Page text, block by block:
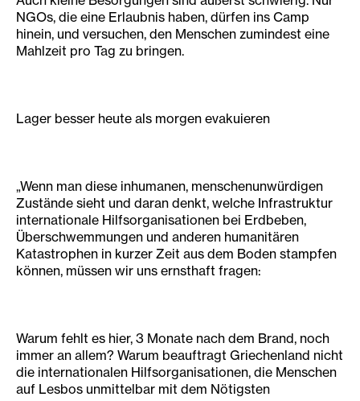
NGOs, die eine Erlaubnis haben, dürfen ins Camp
hinein, und versuchen, den Menschen zumindest eine
Mahlzeit pro Tag zu bringen.
Lager besser heute als morgen evakuieren
„Wenn man diese inhumanen, menschenunwürdigen
Zustände sieht und daran denkt, welche Infrastruktur
internationale Hilfsorganisationen bei Erdbeben,
Überschwemmungen und anderen humanitären
Katastrophen in kurzer Zeit aus dem Boden stampfen
können, müssen wir uns ernsthaft fragen:
Warum fehlt es hier, 3 Monate nach dem Brand, noch
immer an allem? Warum beauftragt Griechenland nicht
die internationalen Hilfsorganisationen, die Menschen
auf Lesbos unmittelbar mit dem Nötigsten